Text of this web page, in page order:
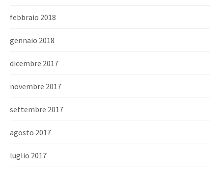
febbraio 2018
gennaio 2018
dicembre 2017
novembre 2017
settembre 2017
agosto 2017
luglio 2017